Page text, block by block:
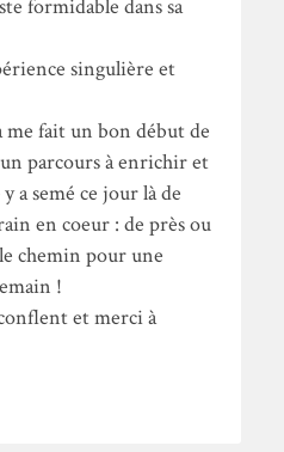
formidable dans sa
singulière et
me fait un bon début de
parcours à enrichir et
a semé ce jour là de
en coeur : de près ou
chemin pour une
!
et merci à